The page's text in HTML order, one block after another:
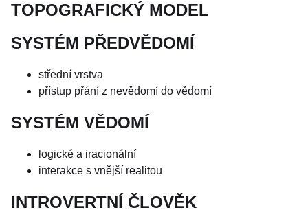
TOPOGRAFICKÝ MODEL
SYSTÉM PŘEDVĚDOMÍ
střední vrstva
přístup přání z nevědomí do vědomí
SYSTÉM VĚDOMÍ
logické a iracionální
interakce s vnější realitou
INTROVERTNÍ ČLOVĚK